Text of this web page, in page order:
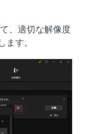
、適切な解像度
ます。